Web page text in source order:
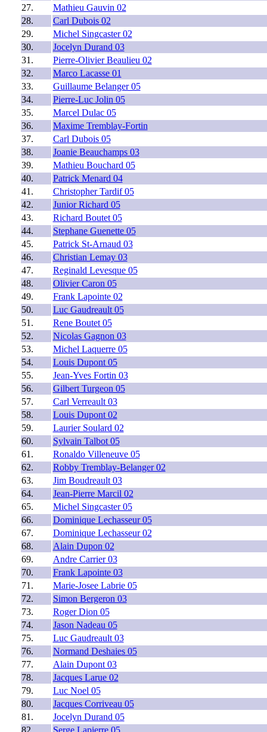
27.
Mathieu Gauvin 02
28.
Carl Dubois 02
29.
Michel Singcaster 02
30.
Jocelyn Durand 03
31.
Pierre-Olivier Beaulieu 02
32.
Marco Lacasse 01
33.
Guillaume Belanger 05
34.
Pierre-Luc Jolin 05
35.
Marcel Dulac 05
36.
Maxime Tremblay-Fortin
37.
Carl Dubois 05
38.
Joanie Beauchamps 03
39.
Mathieu Bouchard 05
40.
Patrick Menard 04
41.
Christopher Tardif 05
42.
Junior Richard 05
43.
Richard Boutet 05
44.
Stephane Guenette 05
45.
Patrick St-Arnaud 03
46.
Christian Lemay 03
47.
Reginald Levesque 05
48.
Olivier Caron 05
49.
Frank Lapointe 02
50.
Luc Gaudreault 05
51.
Rene Boutet 05
52.
Nicolas Gagnon 03
53.
Michel Laquerre 05
54.
Louis Dupont 05
55.
Jean-Yves Fortin 03
56.
Gilbert Turgeon 05
57.
Carl Verreault 03
58.
Louis Dupont 02
59.
Laurier Soulard 02
60.
Sylvain Talbot 05
61.
Ronaldo Villeneuve 05
62.
Robby Tremblay-Belanger 02
63.
Jim Boudreault 03
64.
Jean-Pierre Marcil 02
65.
Michel Singcaster 05
66.
Dominique Lechasseur 05
67.
Dominique Lechasseur 02
68.
Alain Dupon 02
69.
Andre Carrier 03
70.
Frank Lapointe 03
71.
Marie-Josee Labrie 05
72.
Simon Bergeron 03
73.
Roger Dion 05
74.
Jason Nadeau 05
75.
Luc Gaudreault 03
76.
Normand Deshaies 05
77.
Alain Dupont 03
78.
Jacques Larue 02
79.
Luc Noel 05
80.
Jacques Corriveau 05
81.
Jocelyn Durand 05
82.
Serge Lapierre 05